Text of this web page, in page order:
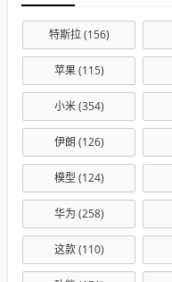
特斯拉(156)
苹果(115)
小米(354)
伊朗 (126)
模型 (124)
华为 (258)
这款(110)